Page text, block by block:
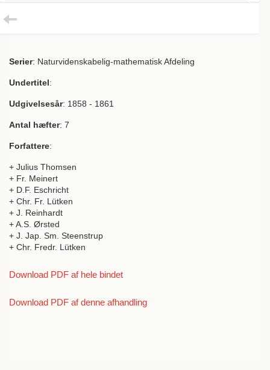
Serier: Naturvidenskabelig-mathematisk Afdeling
Undertitel:
Udgivelsesår: 1858 - 1861
Antal hæfter: 7
Forfattere:
+ Julius Thomsen
+ Fr. Meinert
+ D.F. Eschricht
+ Chr. Fr. Lütken
+ J. Reinhardt
+ A.S. Ørsted
+ J. Jap. Sm. Steenstrup
+ Chr. Fredr. Lütken
Download PDF af hele bindet
Download PDF af denne afhandling